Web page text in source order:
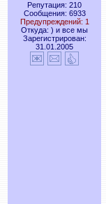
Репутация: 210
Сообщения: 6933
Предупреждений: 1
Откуда: ) и все мы
Зарегистрирован:
31.01.2005